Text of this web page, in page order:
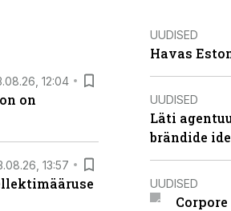
12:04
on
13:57
UUDISED
Havas
UUDISED
Läti
brändide
UUDISED